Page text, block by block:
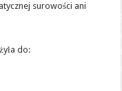
surowości ani
do: